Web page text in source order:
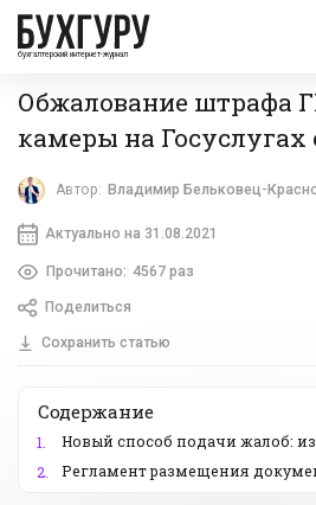
бухгалтерский интернет-журнал
Обжалование штрафа
камеры на Госуслугах
Автор: Владимир Бельковец-
Актуально на 31.08.2021
Прочитано: 4567 раз
Поделиться
Сохранить статью
Содержание
1.
Новый способ подачи жалоб:
2.
Регламент размещения